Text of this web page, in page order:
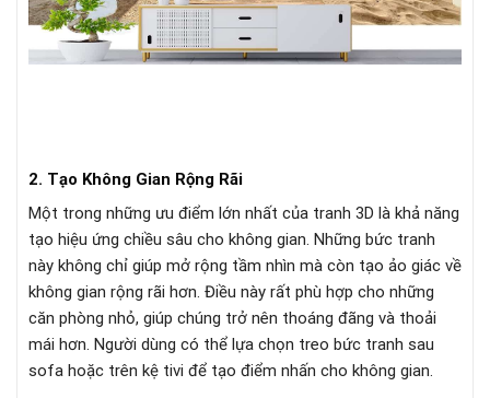
2. Tạo Không Gian Rộng Rãi
Một trong những ưu điểm lớn nhất của tranh 3D là khả năng
tạo hiệu ứng chiều sâu cho không gian. Những bức tranh
này không chỉ giúp mở rộng tầm nhìn mà còn tạo ảo giác về
không gian rộng rãi hơn. Điều này rất phù hợp cho những
căn phòng nhỏ, giúp chúng trở nên thoáng đãng và thoải
mái hơn. Người dùng có thể lựa chọn treo bức tranh sau
sofa hoặc trên kệ tivi để tạo điểm nhấn cho không gian.